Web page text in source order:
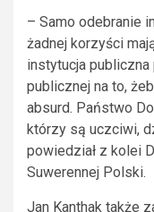
– Samo odebranie
żadnej korzyści
instytucja publiczna
publicznej na to,
absurd. Państwo
którzy są uczciwi,
powiedział z kolei
Suwerennej Polski.
Jan Kanthak także